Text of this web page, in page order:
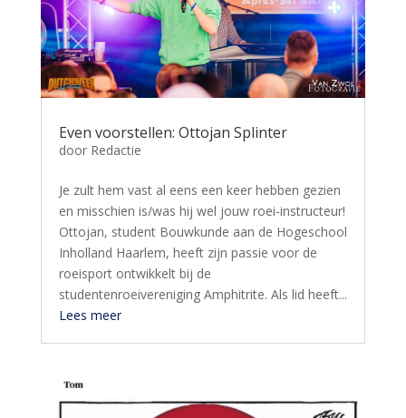
Even voorstellen: Ottojan Splinter
door Redactie
Je zult hem vast al eens een keer hebben gezien
en misschien is/was hij wel jouw roei-instructeur!
Ottojan, student Bouwkunde aan de Hogeschool
Inholland Haarlem, heeft zijn passie voor de
roeisport ontwikkelt bij de
studentenroeivereniging Amphitrite. Als lid heeft...
Lees meer